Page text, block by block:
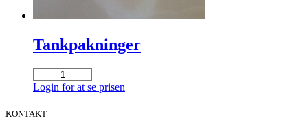
Tankpakninger
Tankpakninger
antal
Login for at se prisen
KONTAKT